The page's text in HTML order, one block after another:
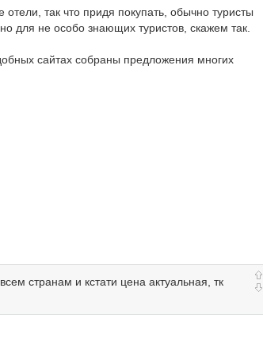
так что придя покупать, обычно туристы
для не особо знающих туристов, скажем так.
сайтах собраны предложения многих
странам и кстати цена актуальная, тк